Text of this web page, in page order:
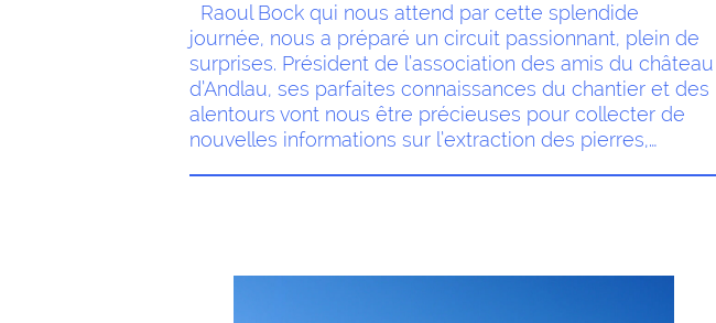
Raoul Bock qui nous attend par cette splendide
journée, nous a préparé un circuit passionnant, plein de
surprises. Président de l’association des amis du château
d’Andlau, ses parfaites connaissances du chantier et des
alentours vont nous être précieuses pour collecter de
nouvelles informations sur l’extraction des pierres,…